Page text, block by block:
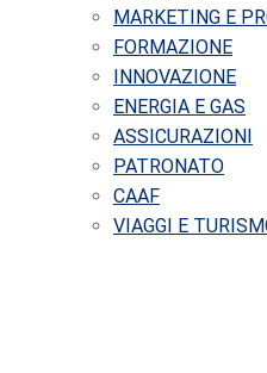
MARKETING E
FORMAZIONE
INNOVAZIONE
ENERGIA E GAS
ASSICURAZIONI
PATRONATO
CAAF
VIAGGI E